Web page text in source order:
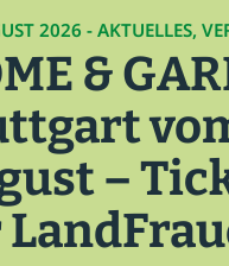
2026 - AKTUELLES,
&
–